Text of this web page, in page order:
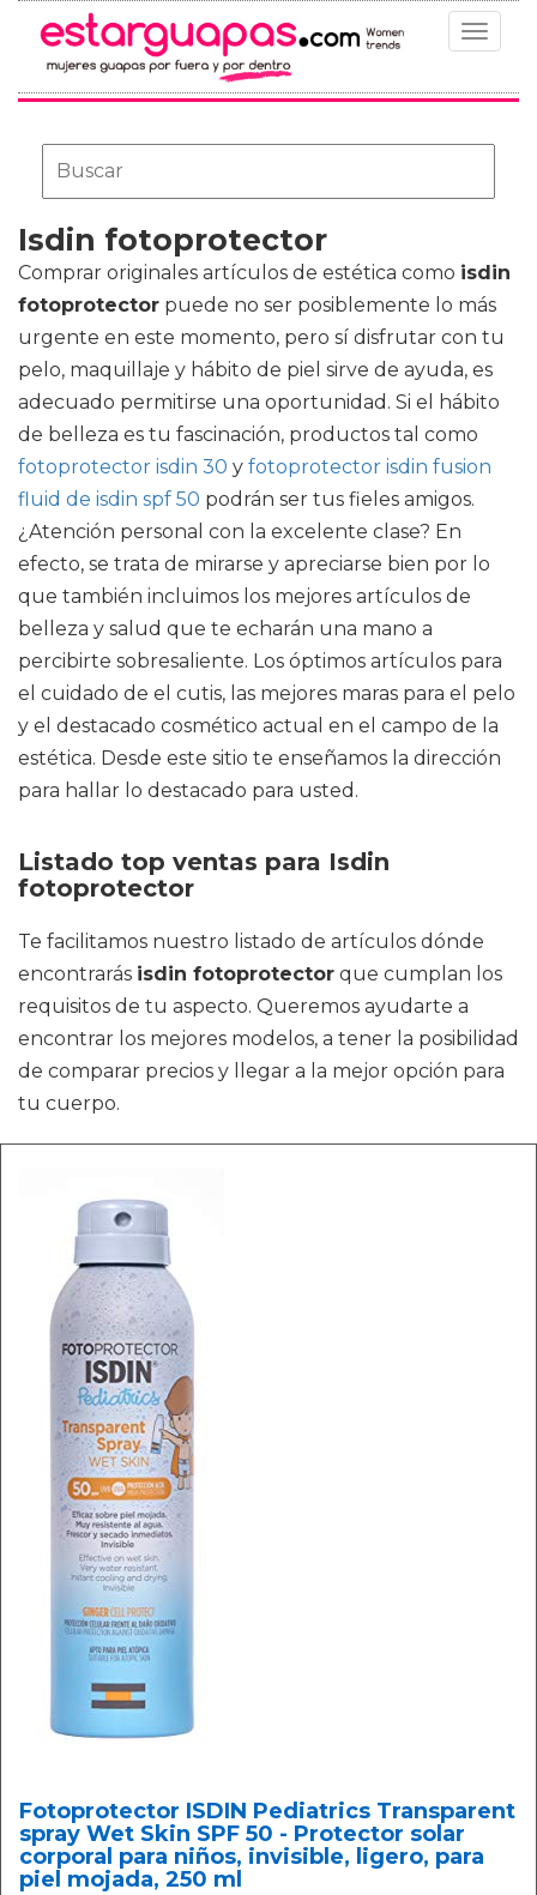
Toggle
Isdin fotoprotector
Comprar originales artículos de estética como isdin
fotoprotector puede no ser posiblemente lo más
urgente en este momento, pero sí disfrutar con tu
pelo, maquillaje y hábito de piel sirve de ayuda, es
adecuado permitirse una oportunidad. Si el hábito
de belleza es tu fascinación, productos tal como
fotoprotector isdin 30 y fotoprotector isdin fusion
fluid de isdin spf 50 podrán ser tus fieles amigos.
¿Atención personal con la excelente clase? En
efecto, se trata de mirarse y apreciarse bien por lo
que también incluimos los mejores artículos de
belleza y salud que te echarán una mano a
percibirte sobresaliente. Los óptimos artículos para
el cuidado de el cutis, las mejores maras para el pelo
y el destacado cosmético actual en el campo de la
estética. Desde este sitio te enseñamos la dirección
para hallar lo destacado para usted.
Listado top ventas para Isdin
fotoprotector
Te facilitamos nuestro listado de artículos dónde
encontrarás isdin fotoprotector que cumplan los
requisitos de tu aspecto. Queremos ayudarte a
encontrar los mejores modelos, a tener la posibilidad
de comparar precios y llegar a la mejor opción para
tu cuerpo.
Fotoprotector ISDIN Pediatrics Transparent
spray Wet Skin SPF 50 - Protector solar
corporal para niños, invisible, ligero, para
piel mojada, 250 ml